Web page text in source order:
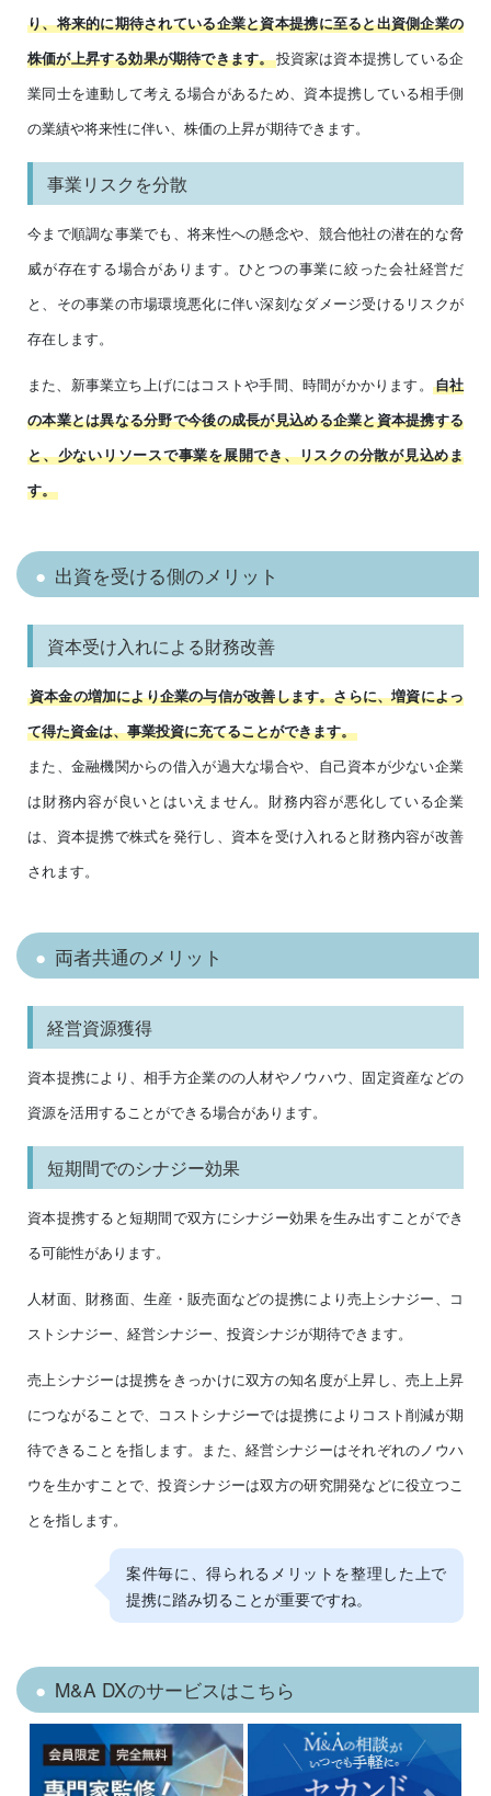
り、将来的に期待されている企業と資本提携に至ると出資側企業の
株価が上昇する効果が期待できます。投資家は資本提携している企
業同士を連動して考える場合があるため、資本提携している相手側
の業績や将来性に伴い、株価の上昇が期待できます。
事業リスクを分散
今まで順調な事業でも、将来性への懸念や、競合他社の潜在的な脅
威が存在する場合があります。ひとつの事業に絞った会社経営だ
と、その事業の市場環境悪化に伴い深刻なダメージ受けるリスクが
存在します。
また、新事業立ち上げにはコストや手間、時間がかかります。 自社
の本業とは異なる分野で今後の成長が見込める企業と資本提携する
と、少ないリソースで事業を展開でき、リスクの分散が見込めま
す。
出資を受ける側のメリット
資本受け入れによる財務改善
資本金の増加により企業の与信が改善します。さらに、増資によっ
て得た資金は、事業投資に充てることができます。
また、金融機関からの借入が過大な場合や、自己資本が少ない企業
は財務内容が良いとはいえません。財務内容が悪化している企業
は、資本提携で株式を発行し、資本を受け入れると財務内容が改善
されます。
両者共通のメリット
経営資源獲得
資本提携により、相手方企業のの人材やノウハウ、固定資産などの
資源を活用することができる場合があります。
短期間でのシナジー効果
資本提携すると短期間で双方にシナジー効果を生み出すことができ
る可能性があります。
人材面、財務面、生産・販売面などの提携により売上シナジー、コ
ストシナジー、経営シナジー、投資シナジが期待できます。
売上シナジーは提携をきっかけに双方の知名度が上昇し、売上上昇
につながることで、コストシナジーでは提携によりコスト削減が期
待できることを指します。また、経営シナジーはそれぞれのノウハ
ウを生かすことで、投資シナジーは双方の研究開発などに役立つこ
とを指します。
案件毎に、得られるメリットを整理した上で
提携に踏み切ることが重要ですね。
M&A DXのサービスはこちら